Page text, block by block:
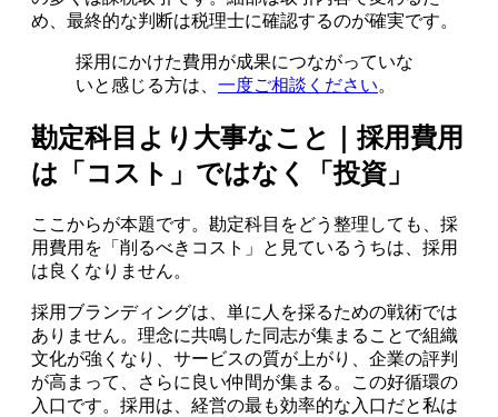
め、最終的な判断は税理士に確認するのが確実です。
採用にかけた費用が成果につながっていな
いと感じる方は、 一度ご相談ください。
勘定科目より大事なこと｜採用費用
は「コスト」ではなく「投資」
ここからが本題です。勘定科目をどう整理しても、採
用費用を「削るべきコスト」と見ているうちは、採用
は良くなりません。
採用ブランディングは、単に人を採るための戦術では
ありません。理念に共鳴した同志が集まることで組織
文化が強くなり、サービスの質が上がり、企業の評判
が高まって、さらに良い仲間が集まる。この好循環の
入口です。採用は、経営の最も効率的な入口だと私は